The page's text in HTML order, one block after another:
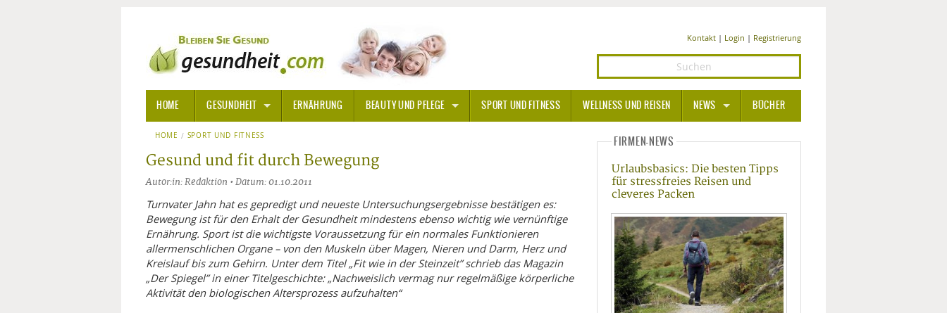
Kontakt| Login | Registrierung
HOME GESUNDHEIT
ALLGEMEINE INFORMATIONEN
ALTERNATIVE HEILWEISENAROMA THERAPIE
BACHBLÜTEN
EDELSTEINE - HEILSTEINE
HOMÖOPATHIE
KALIFORNISCHE BLÜTEN
ALTERNATIVE MEDIZIN
ARZNEI- UND HEILMITTEL
GIFTSTOFFE
KRANKHEITEN VON A-Z ANGST
ERNÄHRUNG BEAUTY UND PFLEGE SPORT UND FITNESS WELLNESS UND REISEN NEWS
MEDIZIN UND PHARMA
BEAUTY UND PFLEGE
SPORT UND FITNESS
WELLNESS UND REISEN
BÜCHER
HOME SPORT UND FITNESS
Gesund und fit durch Bewegung
Autor:in: Redaktion • Datum: 01.10.2011
Turnvater Jahn hat es gepredigt und neueste Untersuchungsergebnisse bestätigen es:
Bewegung ist für den Erhalt der Gesundheit mindestens ebenso wichtig wie vernünftige
Ernährung. Sport ist die wichtigste Voraussetzung für ein normales Funktionieren
allermenschlichen Organe – von den Muskeln über Magen, Nieren und Darm, Herz und
Kreislauf bis zum Gehirn. Unter dem Titel „Fit wie in der Steinzeit” schrieb das Magazin
„Der Spiegel” in einer Titelgeschichte: „Nachweislich vermag nur regelmäßige körperliche
Aktivität den biologischen Altersprozess aufzuhalten“
FIRMEN-NEWS
Urlaubsbasics: Die besten Tipps
für stressfreies Reisen und
cleveres Packen